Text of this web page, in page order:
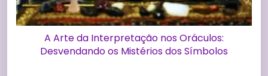
A Arte da Interpretação nos Oráculos:
Desvendando os Mistérios dos Símbolos